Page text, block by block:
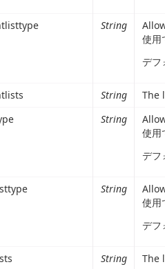
String
使用
デフ
String
The
String
使用
デフ
String
使用
デフ
String The